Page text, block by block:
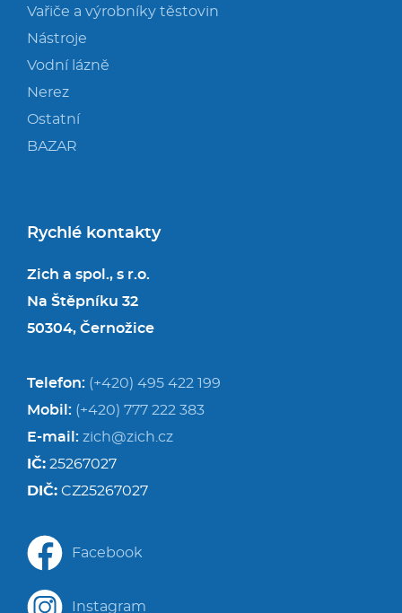
Vařiče a výrobníky těstovin
Nástroje
Vodní lázně
Nerez
Ostatní
BAZAR
Rychlé kontakty
Zich a spol., s r.o.
Na Štěpníku 32
50304, Černožice
Telefon: (+420) 495 422 199
Mobil: (+420) 777 222 383
E-mail: zich@zich.cz
IČ: 25267027
DIČ: CZ25267027
Facebook
Instagram